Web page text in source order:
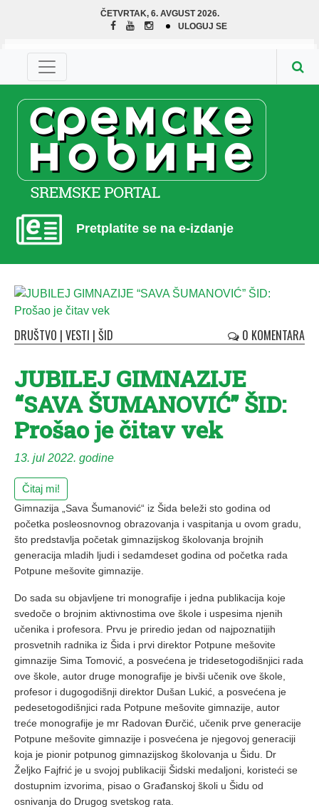
ČETVRTAK, 6. AVGUST 2026.
ULOGUJ SE
Pretplatite se na e-izdanje
DRUŠTVO | VESTI | ŠID 0 KOMENTARA
JUBILEJ GIMNAZIJE
“SAVA ŠUMANOVIĆ” ŠID:
Prošao je čitav vek
13. jul 2022. godine
Čitaj mi!
Gimnazija „Sava Šumanović“ iz Šida beleži sto godina od
početka posleosnovnog obrazovanja i vaspitanja u ovom gradu,
što predstavlja početak gimnazijskog školovanja brojnih
generacija mladih ljudi i sedamdeset godina od početka rada
Potpune mešovite gimnazije.
Do sada su objavljene tri monografije i jedna publikacija koje
svedoče o brojnim aktivnostima ove škole i uspesima njenih
učenika i profesora. Prvu je priredio jedan od najpoznatijih
prosvetnih radnika iz Šida i prvi direktor Potpune mešovite
gimnazije Sima Tomović, a posvećena je tridesetogodišnjici rada
ove škole, autor druge monografije je bivši učenik ove škole,
profesor i dugogodišnji direktor Dušan Lukić, a posvećena je
pedesetogodišnjici rada Potpune mešovite gimnazije, autor
treće monografije je mr Radovan Đurčić, učenik prve generacije
Potpune mešovite gimnazije i posvećena je njegovoj generaciji
koja je pionir potpunog gimnazijskog školovanja u Šidu. Dr
Željko Fajfrić je u svojoj publikaciji Šidski medaljoni, koristeći se
dostupnim izvorima, pisao o Građanskoj školi u Šidu od
osnivanja do Drugog svetskog rata.